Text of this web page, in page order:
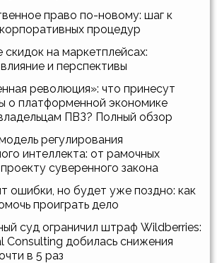
право по-новому: шаг к
процедур
скидок на маркетплейсах:
и перспективы
революция»: что принесут
о платформенной экономике
ПВЗ? Полный обзор
регулирования
интеллекта: от рамочных
суверенного закона
ошибки, но будет уже поздно: как
проиграть дело
суд ограничил штраф Wildberries:
Consulting добилась снижения
в 5 раз